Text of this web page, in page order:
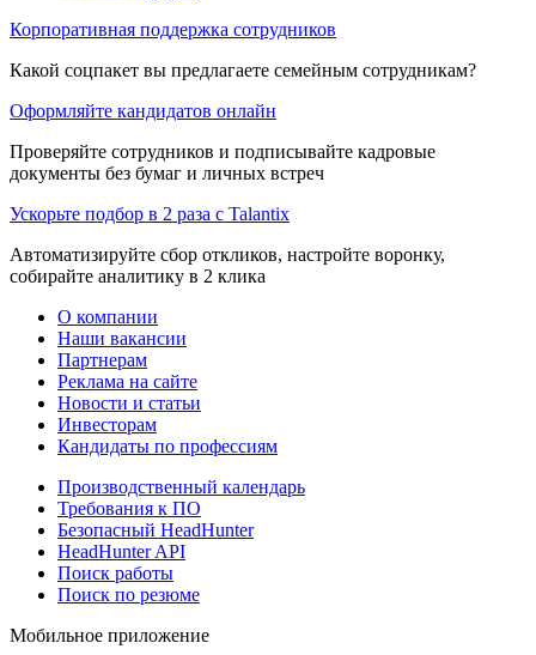
Корпоративная поддержка сотрудников
Какой соцпакет вы предлагаете семейным сотрудникам?
Оформляйте кандидатов онлайн
Проверяйте сотрудников и подписывайте кадровые
документы без бумаг и личных встреч
Ускорьте подбор в 2 раза с Talantix
Автоматизируйте сбор откликов, настройте воронку,
собирайте аналитику в 2 клика
О компании
Наши вакансии
Партнерам
Реклама на сайте
Новости и статьи
Инвесторам
Кандидаты по профессиям
Производственный календарь
Требования к ПО
Безопасный HeadHunter
HeadHunter API
Поиск работы
Поиск по резюме
Мобильное приложение